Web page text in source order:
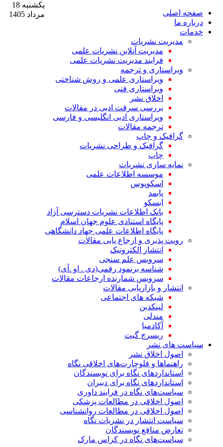
صفحه اصلی
درباره ما
خدمات
مدیریت نشریات
مدیریت آنلاین نشریات علمی
فرایند مدیریت نشریات علمی
ویراستاری و ترجمه
ویراستاری علمی و روش شناختی
ویراستاری فنی
اخلاق نشر
بررسی سرقت ادبی در مقالات
ویراستاری ادبی انگلیسی و فارسی
ترجمه مقالات
گرافیک و چاپ
گرافیک و طراحی نشریات
چاپ
نمایه سازی نشریات
موسسه اطلاعات علمی
اسکوپوس
پابمد
ابسکو
بانک اطلاعات نشریات دسترسی آزاد
پایگاه استنادی علوم جهان اسلام
پایگاه اطلاعات علمی جهاد دانشگاهی
رویت پذیری و ارجاع یابی مقالات
انتشار الکترونیک
سرویس علم سنجی
شناسه برنمود رقمی(دی . او .آی)
سرویس شمارنده ارجاعات مقالات
انتشار و بازاریابی مقالات
شبکه های اجتماعی
لینکدین
مندلی
آکادمیا
ریسرچ گیت
سیاست های نشر
اصول اخلاق نشر
راهنماها و فلوچارت‌های اخلاقی نگاه
استاندارد‌های نگاه برای نویسندگان
استاندارد‌های نگاه برای دبیران
سیاست‌های نگاه در فرایند داوری
اصول اخلاقی در مطالعات پزشکی
اصول اخلاقی در مطالعات روانشناسی
سیاست انتشار در نشریات نگاه
تعارض منافع نویسندگان
سیاست‌های نگاه در کراس مارک
یکشنبه 18
مرداد 1405